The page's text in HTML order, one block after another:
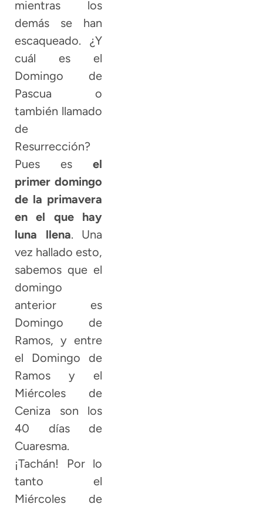
mientras los
demás se han
escaqueado. ¿Y
cuál es el
Domingo de
Pascua o
también llamado
de
Resurrección?
Pues esel
primer domingo
de la primavera
en el que hay
luna llena. Una
vez hallado esto,
sabemos que el
domingo
anterior es
Domingo de
Ramos, y entre
el Domingo de
Ramos y el
Miércoles de
Ceniza son los
40 días de
Cuaresma.
¡Tachán! Por lo
tanto el
Miércoles de